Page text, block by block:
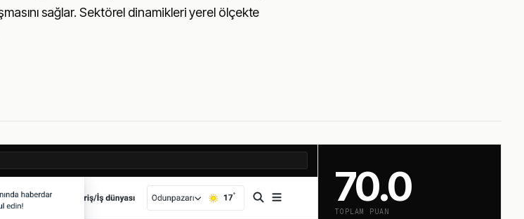
sağlar. Sektörel dinamikleri yerel ölçekte
70.0
TOPLAM PUAN